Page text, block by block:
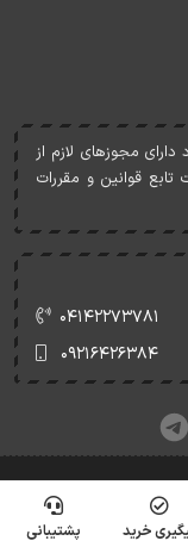
مجوزهای لازم از
قوانين و مقررات
۰۴۱۴۲۲۷۳۷۸۱
۰۹۲۱۶۴۲۶۳۸۴
می‌باشد.
خرید پشتیبانی